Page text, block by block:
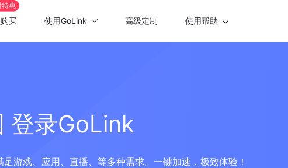
特惠
买 使用GoLink 高级定制 使用帮助
登录GoLink
游戏、应用、直播、等多种需求。一键加速，极致体验！